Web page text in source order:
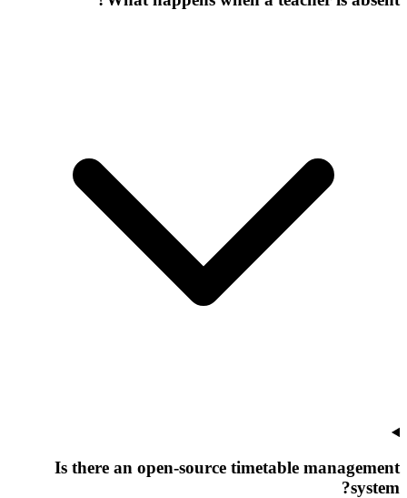
Is there an open-source timetable management
system?